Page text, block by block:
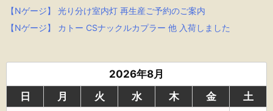
【Nゲージ】 光り分け室内灯 再生産ご予約のご案内
【Nゲージ】 カトー CSナックルカプラー 他 入荷しました
2026年8月
日
月 火 水 木 金
土